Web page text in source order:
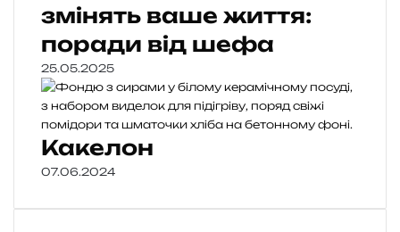
змінять ваше життя:
поради від шефа
25.05.2025
Какелон
07.06.2024